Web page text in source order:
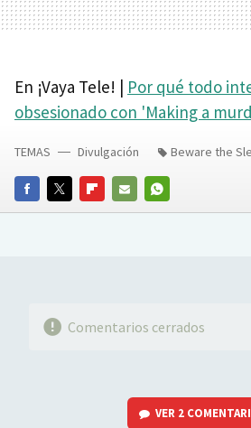
En ¡Vaya Tele! | Por qué todo
obsesionado con 'Making a
FACEBOOKTWITTERFLIPBOARD
E-
WHATSAPP
TEMAS Divulgación Beware the
Comentarios cerrados
VER 2